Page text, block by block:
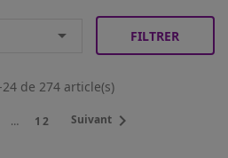
 FILTRER
de 274 article(s)
… 12 Suivant 